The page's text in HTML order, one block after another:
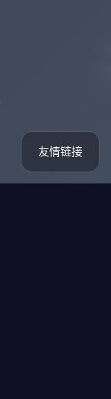
友情链接